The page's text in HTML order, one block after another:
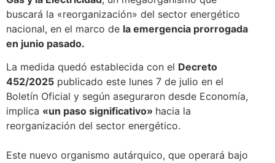
buscará la «reorganización» del sector energético
nacional, en el marco de la emergencia prorrogada
en junio pasado.
La medida quedó establecida con el Decreto
452/2025 publicado este lunes 7 de julio en el
Boletín Oficial y según aseguraron desde Economía,
implica «un paso significativo» hacia la
reorganización del sector energético.
Este nuevo organismo autárquico, que operará bajo